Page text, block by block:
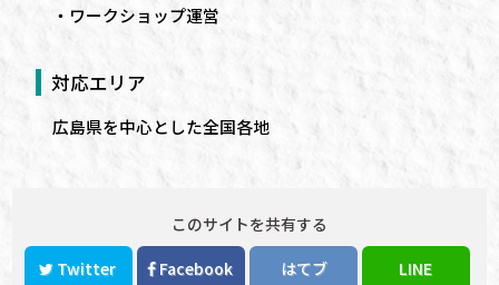
ワークショップ運営
対応エリア
広島県を中心とした全国各地
このサイトを共有する
Twitter
Facebook はてブ LINE